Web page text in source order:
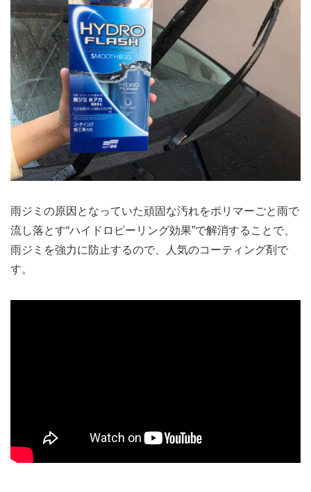
雨ジミの原因となっていた頑固な汚れをポリマーごと雨で
流し落とす“ハイドロピーリング効果”で解消することで、
雨ジミを強力に防止するので、人気のコーティング剤で
す。